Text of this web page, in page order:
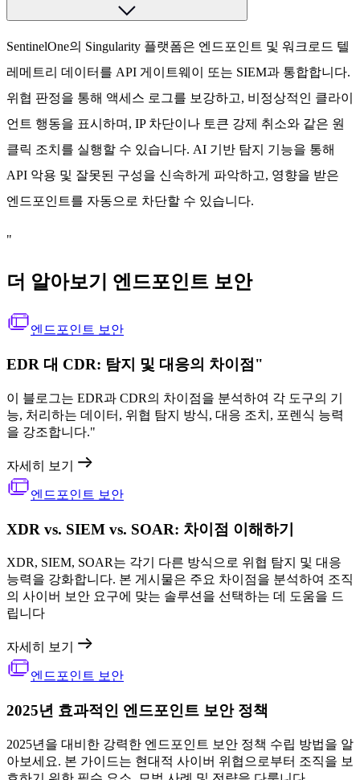
SentinelOne의 Singularity 플랫폼은 엔드포인트 및 워크로드 텔
레메트리 데이터를 API 게이트웨이 또는 SIEM과 통합합니다.
위협 판정을 통해 액세스 로그를 보강하고, 비정상적인 클라이
언트 행동을 표시하며, IP 차단이나 토큰 강제 취소와 같은 원
클릭 조치를 실행할 수 있습니다. AI 기반 탐지 기능을 통해
API 악용 및 잘못된 구성을 신속하게 파악하고, 영향을 받은
엔드포인트를 자동으로 차단할 수 있습니다.
"
더 알아보기 엔드포인트 보안
엔드포인트 보안
EDR 대 CDR: 탐지 및 대응의 차이점"
이 블로그는 EDR과 CDR의 차이점을 분석하여 각 도구의 기
능, 처리하는 데이터, 위협 탐지 방식, 대응 조치, 포렌식 능력
을 강조합니다."
자세히 보기
엔드포인트 보안
XDR vs. SIEM vs. SOAR: 차이점 이해하기
XDR, SIEM, SOAR는 각기 다른 방식으로 위협 탐지 및 대응
능력을 강화합니다. 본 게시물은 주요 차이점을 분석하여 조직
의 사이버 보안 요구에 맞는 솔루션을 선택하는 데 도움을 드
립니다
자세히 보기
엔드포인트 보안
2025년 효과적인 엔드포인트 보안 정책
2025년을 대비한 강력한 엔드포인트 보안 정책 수립 방법을 알
아보세요. 본 가이드는 현대적 사이버 위협으로부터 조직을 보